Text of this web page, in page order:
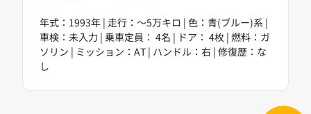
年式：1993年 | 走行：～5万キロ | 色：青(ブルー)系 |
車検：未入力 | 乗車定員： 4名 | ドア： 4枚 | 燃料：ガ
ソリン | ミッション：AT | ハンドル：右 | 修復歴：な
し